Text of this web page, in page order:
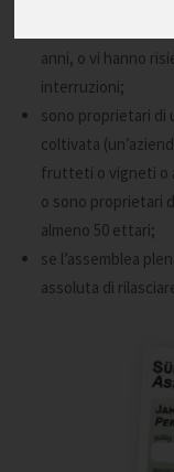
anni, o vi hanno
interruzioni;
sono proprietari di
coltivata
frutteti o vigneti o
o sono proprietari
almeno 50 ettari;
se l’assemblea
assoluta di